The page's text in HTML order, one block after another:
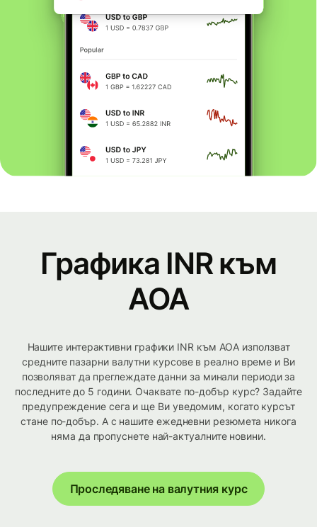
Графика INR към
AOA
Нашите интерактивни графики INR към AOA използват
средните пазарни валутни курсове в реално време и Ви
позволяват да преглеждате данни за минали периоди за
последните до 5 години. Очаквате по-добър курс? Задайте
предупреждение сега и ще Ви уведомим, когато курсът
стане по-добър. А с нашите ежедневни резюмета никога
няма да пропуснете най-актуалните новини.
Проследяване на валутния курс